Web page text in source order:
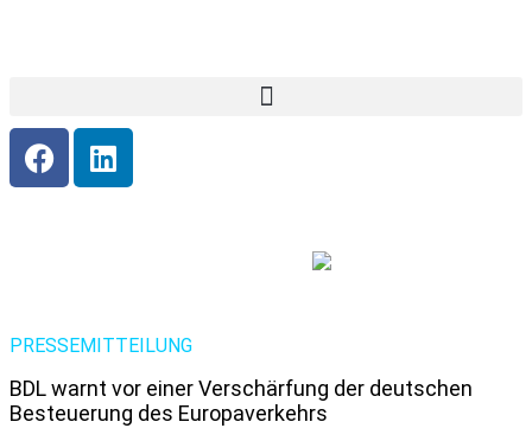
PRESSEMITTEILUNG
BDL warnt vor einer Verschärfung der deutschen
Besteuerung des Europaverkehrs